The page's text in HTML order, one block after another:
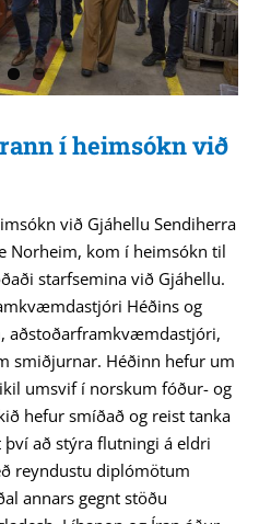
í heimsókn við
við Gjáhellu Sendiherra
Norheim, kom í heimsókn til
starfsemina við Gjáhellu.
Héðins og
aðstoðarframkvæmdastjóri,
smiðjurnar. Héðinn hefur um
umsvif í norskum fóður- og
hefur smíðað og reist tanka
því að stýra flutningi á eldri
reyndustu diplómötum
annars gegnt stöðu